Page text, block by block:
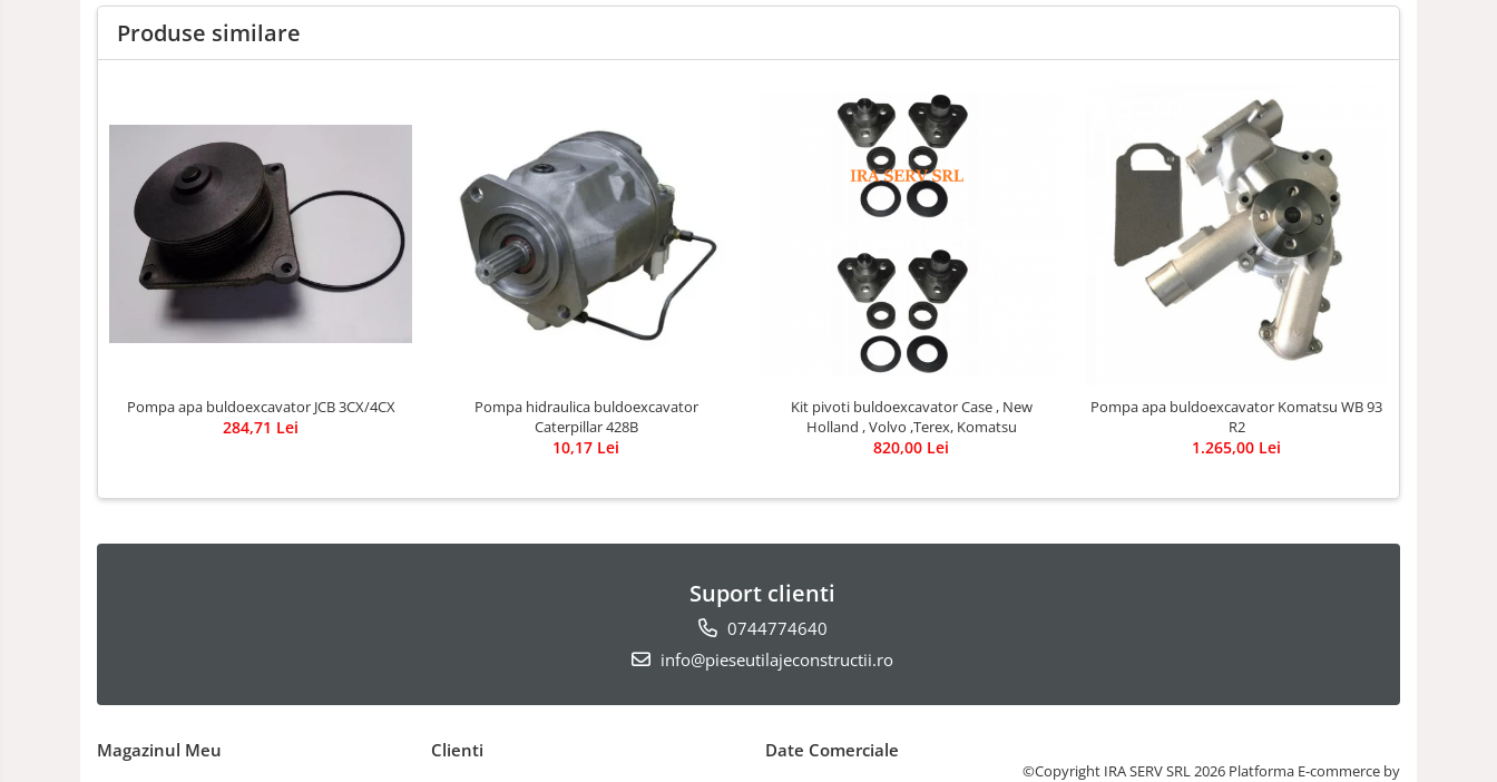
Produse similare
Pompa apa buldoexcavator JCB 3CX/4CX
284,71 Lei
Pompa hidraulica buldoexcavator
Caterpillar 428B
10,17 Lei
Kit pivoti buldoexcavator Case , New
Holland , Volvo ,Terex, Komatsu
820,00 Lei
Pompa apa buldoexcavator Komatsu WB 93
R2
1.265,00 Lei
Suport clienti
0744774640
info@pieseutilajeconstructii.ro
Magazinul Meu Clienti Date Comerciale
©Copyright IRA SERV SRL 2026 Platforma E-commerce by